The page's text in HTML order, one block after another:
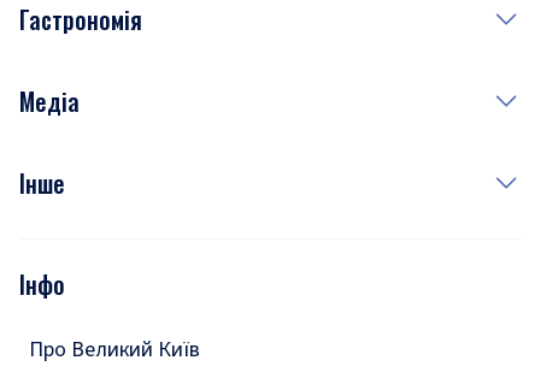
Субота
Краса
Гастрономія
Рецепти
Медіа
Фото
Подкасти
Інше
Тести
Інфо
Про Великий Київ